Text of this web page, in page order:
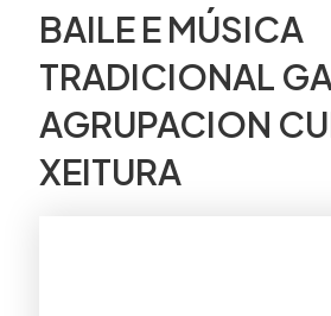
BAILE E MÚSICA
TRADICIONAL
AGRUPACION
XEITURA